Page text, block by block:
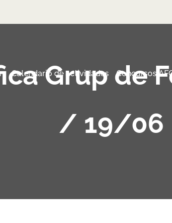
Calendario de actividades Concursos
Grup de
/ 19/06